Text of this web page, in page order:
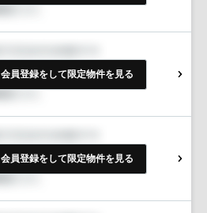
会員登録をして限定物件を見る
会員登録をして限定物件を見る